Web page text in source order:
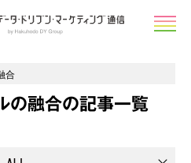
合
の融合の記事一覧